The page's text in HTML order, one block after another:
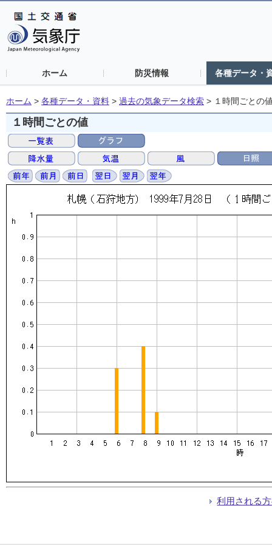
ホーム 防災情報 各種データ・
ホーム > 各種データ・資料 > 過去の気象データ検索 > １時間ごとの
１時間ごとの値
利用される